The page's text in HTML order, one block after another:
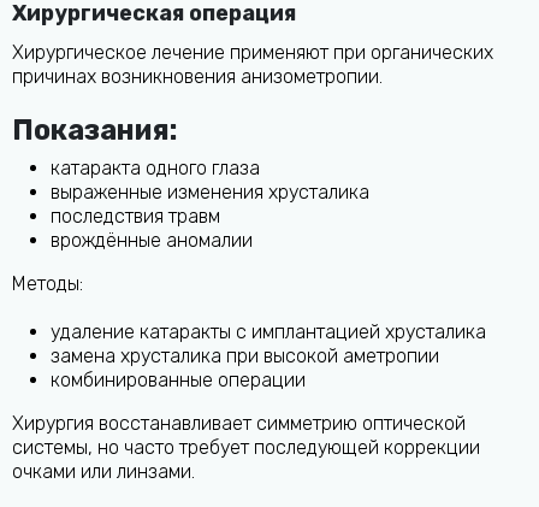
Хирургическая операция
Хирургическое лечение применяют при органических
причинах возникновения анизометропии.
Показания:
катаракта одного глаза
выраженные изменения хрусталика
последствия травм
врождённые аномалии
Методы:
удаление катаракты с имплантацией хрусталика
замена хрусталика при высокой аметропии
комбинированные операции
Хирургия восстанавливает симметрию оптической
системы, но часто требует последующей коррекции
очками или линзами.